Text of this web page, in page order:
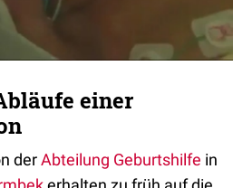
einer
derAbteilung Geburtshilfe in